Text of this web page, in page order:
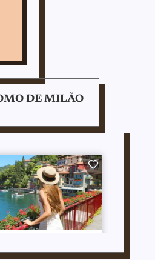
DE MILÃO